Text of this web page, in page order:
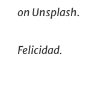
on Unsplash.
Felicidad.